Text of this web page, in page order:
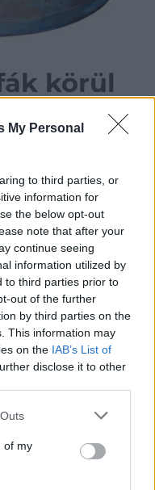
My Personal
to third parties, or
information for
the below opt-out
note that after your
continue seeing
information utilized by
to third parties prior to
out of the further
by third parties on the
This information may
on the IAB’s List of
disclose it to other
of my
körül
18 cm,
nyomott 6101,
masszába nyomott
Központ Pátria terem